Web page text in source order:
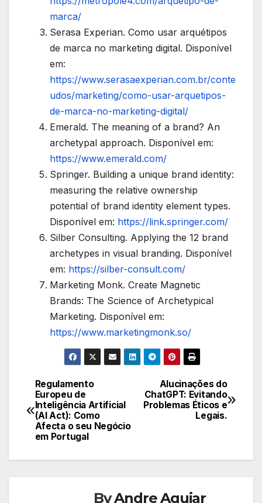
marca/
Serasa Experian. Como usar arquétipos
de marca no marketing digital. Disponível
em:
https://www.serasaexperian.com.br/conte
udos/marketing/como-usar-arquetipos-
de-marca-no-marketing-digital/
Emerald. The meaning of a brand? An
archetypal approach. Disponível em:
https://www.emerald.com/
Springer. Building a unique brand identity:
measuring the relative ownership
potential of brand identity element types.
Disponível em: https://link.springer.com/
Silber Consulting. Applying the 12 brand
archetypes in visual branding. Disponível
em: https://silber-consult.com/
Marketing Monk. Create Magnetic
Brands: The Science of Archetypical
Marketing. Disponível em:
https://www.marketingmonk.so/
Navegação
de
Post
Alucinações do
ChatGPT: Evitando
Problemas Éticos e
Legais.
Regulamento
Europeu de
Inteligência Artificial
(AI Act): Como
Afecta o seu Negócio
em Portugal
ByAndre Aguiar